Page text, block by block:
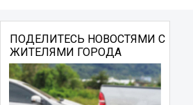
ПОДЕЛИТЕСЬ НОВОСТЯМИ С
ЖИТЕЛЯМИ ГОРОДА